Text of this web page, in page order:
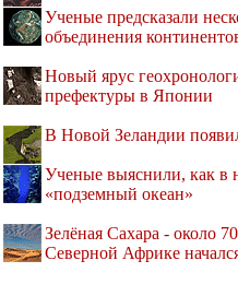
Ученые предсказали
объединения
Новый ярус
префектуры в Японии
В Новой Зеландии
Ученые выяснили, как в
«подземный океан»
Зелёная Сахара - около
Северной Африке